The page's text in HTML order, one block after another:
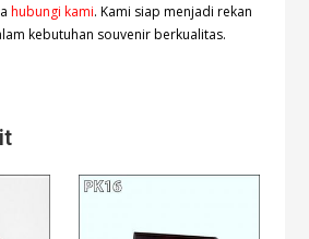
hubungi kami. Kami siap menjadi rekan
kebutuhan souvenir berkualitas.